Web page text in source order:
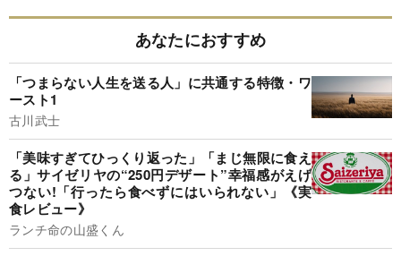
あなたにおすすめ
「つまらない人生を送る人」に共通する特徴・ワ
ースト1
古川武士
「美味すぎてひっくり返った」「まじ無限に食え
る」サイゼリヤの“250円デザート”幸福感がえげ
つない!「行ったら食べずにはいられない」《実
食レビュー》
ランチ命の山盛くん